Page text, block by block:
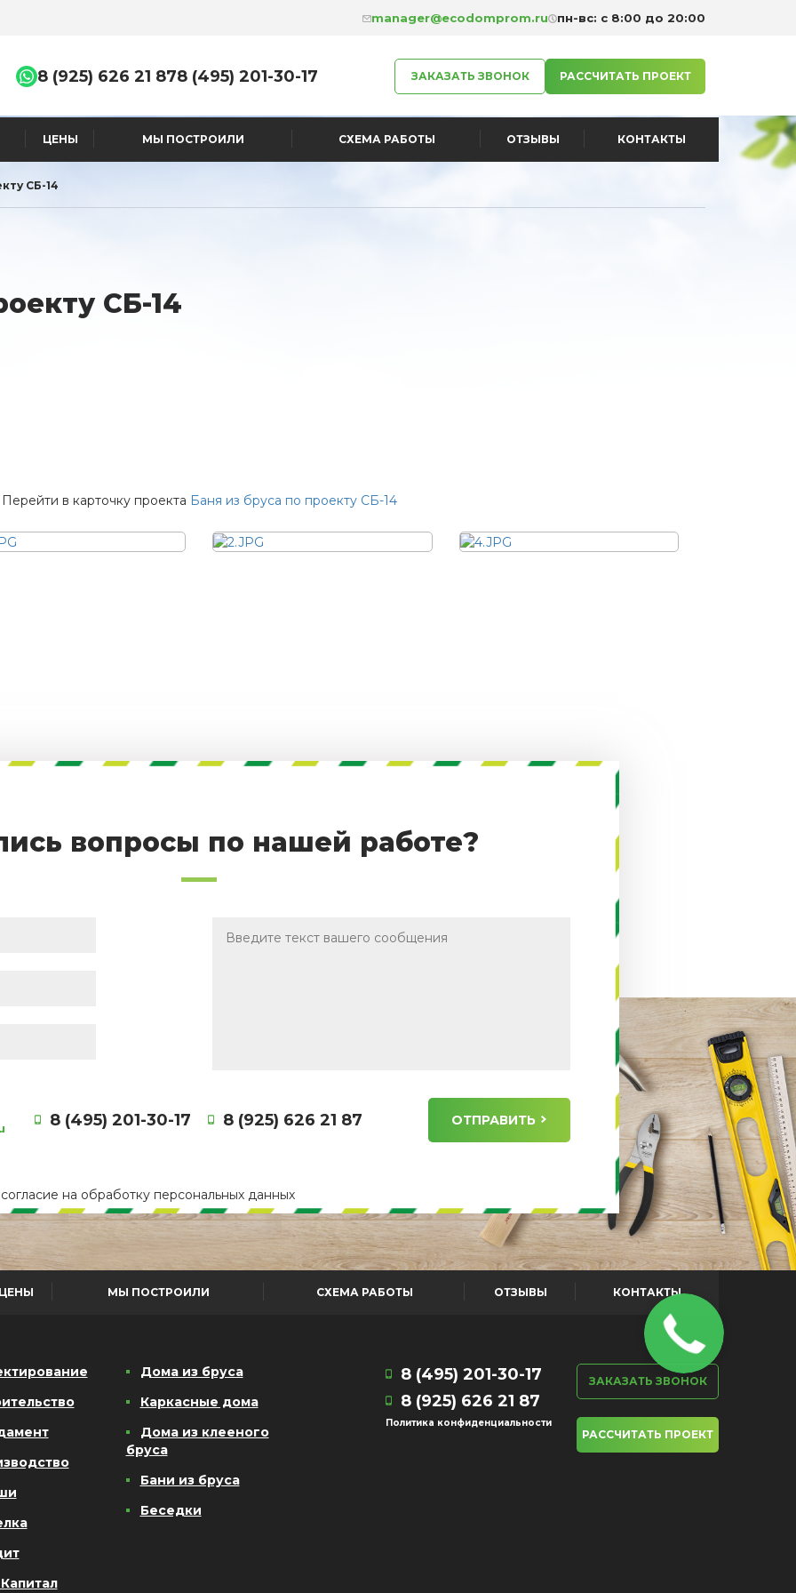
manager@ecodomprom.ru пн-вс: с 8:00 до 20:00
8 (495) 201-30-17
8 (925) 626 21 87 ЗАКАЗАТЬ ЗВОНОК РАССЧИТАТЬ ПРОЕКТ
ЦЕНЫ МЫ ПОСТРОИЛИ СХЕМА РАБОТЫ ОТЗЫВЫ КОНТАКТЫ
СБ-14
СБ-14
Перейти в карточку проекта Баня из бруса по проекту СБ-14
вопросы по нашей работе?
8 (495) 201-30-17 8 (925) 626 21 87 ОТПРАВИТЬ
согласие на обработку персональных данных
МЫ ПОСТРОИЛИ СХЕМА РАБОТЫ ОТЗЫВЫ КОНТАКТЫ
Дома из бруса
Каркасные дома
Дома из клееного
бруса
Бани из бруса
Беседки
8 (495) 201-30-17
8 (925) 626 21 87
Политика конфиденциальности
ЗАКАЗАТЬ ЗВОНОК
РАССЧИТАТЬ ПРОЕКТ